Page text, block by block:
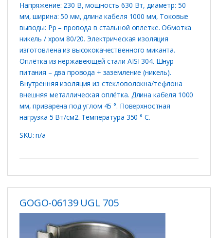
Напряжение: 230 В, мощность 630 Вт, диаметр: 50
мм, ширина: 50 мм, длина кабеля 1000 мм, Токовые
выводы: Рр – провода в стальной оплетке. Обмотка
никель / хром 80/20. Электрическая изоляция
изготовлена ​​из высококачественного миканта.
Оплётка из нержавеющей стали AISI 304. Шнур
питания – два провода + заземление (никель).
Внутренняя изоляция из стекловолокна/тефлона
внешняя металлическая оплётка. Длина кабеля 1000
мм, приварена под углом 45 °. Поверхностная
нагрузка 5 Вт/см2. Температура 350 ° C.
SKU: n/a
GOGO-06139 UGL 705